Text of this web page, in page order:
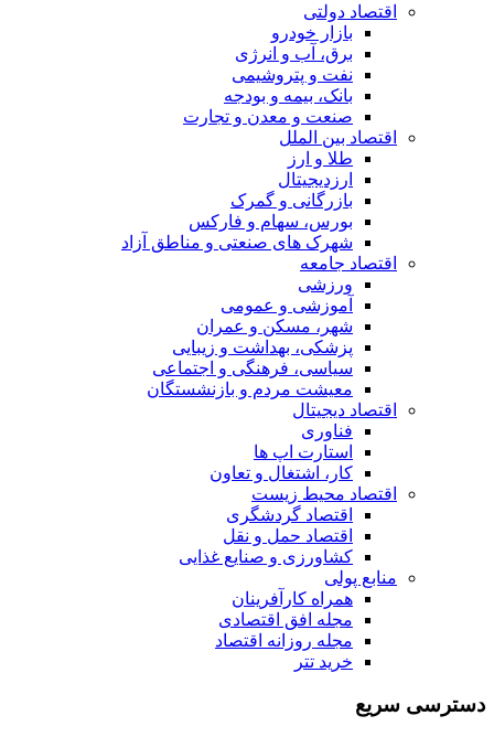
اقتصاد دولتی
بازار خودرو
برق، آب و انرژی
نفت و پتروشیمی
بانک، بیمه و بودجه
صنعت و معدن و تجارت
اقتصاد بین الملل
طلا و ارز
ارزدیجیتال
بازرگانی و گمرک
بورس، سهام و فارکس
شهرک های صنعتی و مناطق آزاد
اقتصاد جامعه
ورزشی
آموزشی و عمومی
شهر، مسکن و عمران
پزشکی، بهداشت و زیبایی
سیاسی، فرهنگی و اجتماعی
معیشت مردم و بازنشستگان
اقتصاد دیجیتال
فناوری
استارت اپ ها
کار، اشتغال و تعاون
اقتصاد محیط زیست
اقتصاد گردشگری
اقتصاد حمل و نقل
کشاورزی و صنایع غذایی
منابع پولی
همراه کارآفرینان
مجله افق اقتصادی
مجله روزانه اقتصاد
خرید تتر
دسترسی سریع